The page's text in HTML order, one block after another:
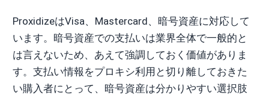
ProxidizeはVisa、Mastercard、暗号資産に対応して
います。暗号資産での支払いは業界全体で一般的と
は言えないため、あえて強調しておく価値がありま
す。支払い情報をプロキシ利用と切り離しておきた
い購入者にとって、暗号資産は分かりやすい選択肢